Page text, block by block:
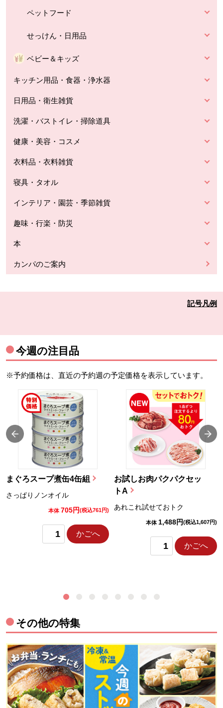
ペットフード
せっけん・日用品
ベビー＆キッズ
キッチン用品・食器・浄水器
日用品・衛生雑貨
洗濯・バストイレ・掃除道具
健康・美容・コスメ
衣料品・衣料雑貨
寝具・タオル
インテリア・園芸・季節雑貨
趣味・行楽・防災
本
カンパのご案内
記号凡例
今週の注目品
※予約価格は、直近の予約週の予定価格を表示しています。
まぐろスープ煮缶4缶組
さっぱりノンオイル
本体 705円(税込761円)
かごへ
お試しお肉パクパクセッ
トA
あれこれ試せておトク
本体 1,488円(税込1,607円)
かごへ
その他の特集